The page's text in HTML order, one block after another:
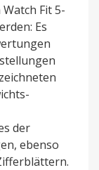
Fit 5-
Es
der
ebenso